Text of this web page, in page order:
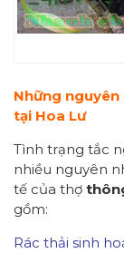
Những nguyên
tại Hoa Lư
Tình trạng tắc
nhiều nguyên
tế của thợ
gồm:
Rác thải sinh